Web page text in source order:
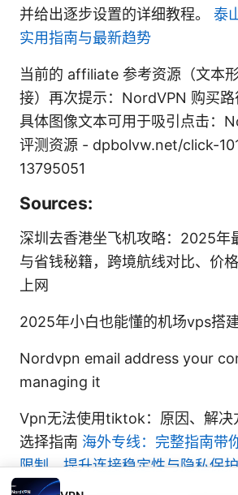
并给出逐步设置的详细教程。 泰
实用指南与最新趋势
当前的 affiliate 参考资源（文本
接）再次提示：NordVPN 购买路
具体图像文本可用于吸引点击：
评测资源 - dpbolvw.net/click-
13795051
Sources:
深圳去香港坐飞机攻略：2025年
与省钱秘籍，跨境航线对比、价
上网
2025年小白也能懂的机场vps搭
Nordvpn email address your
managing it
Vpn无法使用tiktok：原因、解决
选择指南 海外专线：完整指南带
限制、提升连接稳定性与隐私保护